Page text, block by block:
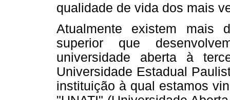
qualidade de vida dos mais
Atualmente existem mais
superior que
universidade aberta à
Universidade Estadual
instituição à qual estamos